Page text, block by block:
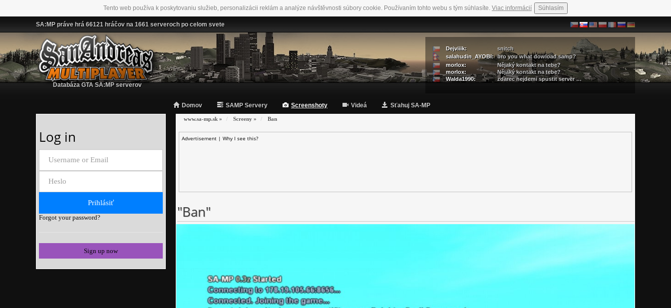
Tento web používa k poskytovaniu služieb, personalizácii reklám a analýze návštěvnosti súbory cookie. Používaním tohto webu s tým súhlasíte. Viac informácií Súhlasím
SA:MP práve hrá 66121 hráčov na 1661 serveroch po celom svete
Databáza GTA SA:MP serverov
Dejviiik:
snitch
salahudin_AYOBI: bro you what dowload samp?
morlox:
Nějaký kontakt na tebe?
morlox:
Nějaký kontakt na tebe?
Walda1990:
zdarec nejdemi spustit server …
Domov SAMP Servery Screenshoty Videá Sťahuj SA-MP
www.sa-mp.sk » Screeny » Ban
Advertisement | Why I see this?
"Ban"
Log in
Forgot your password?
Sign up now